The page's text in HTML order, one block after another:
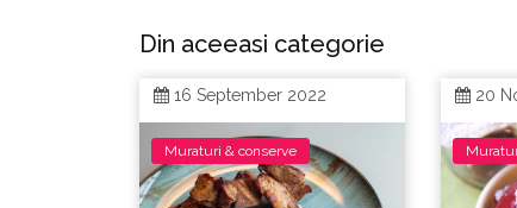
Din aceeasi categorie
16 September 2022
Muraturi & conserve
20